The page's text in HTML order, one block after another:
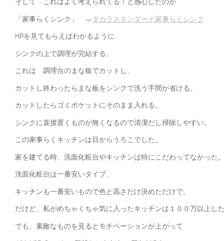
「家事らくシンク」 → タカラスタンダード家事らくシンク
HPを見てもらえばわかるように
シンクの上で調理が完結する。
これは 調理台のまな板でカットし、
カットし終わったらまな板をシンクで洗う手間が省ける。
カットしたらゴミポケットにそのまま入れる。
シンクに直接置くものが無くなるので清潔だし掃除しやすい。
この家事らくキッチンは目からうろこでした。
家を建てる時、洗面化粧台やキッチンは特にこだわってなかった
洗面化粧台は一番安いタイプ、
キッチンも一番安いもので色と高さだけ決めただけで。
だけど、私がめちゃくちゃ気に入ったキッチンは１００万以上し
でも、素敵なものを見るとモチベーションが上がって